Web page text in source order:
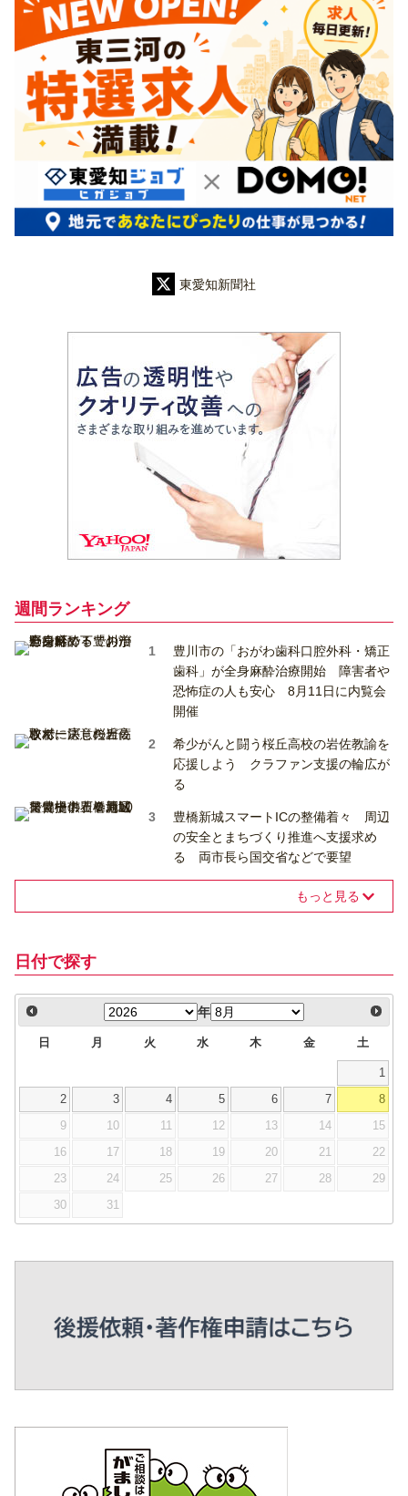
東愛知新聞社
週間ランキング
豊川市の「おがわ歯科口腔外科・矯正
歯科」が全身麻酔治療開始 障害者や
恐怖症の人も安心 8月11日に内覧会
開催
希少がんと闘う桜丘高校の岩佐教諭を
応援しよう クラファン支援の輪広が
る
豊橋新城スマートICの整備着々 周辺
の安全とまちづくり推進へ支援求め
る 両市長ら国交省などで要望
もっと見る
日付で探す
年
日 月 火 水 木 金 土
1
2 3 4 5 6 7 8
9 10 11 12 13 14 15
16 17 18 19 20 21 22
23 24 25 26 27 28 29
30 31